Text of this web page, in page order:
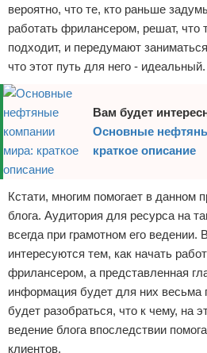
вероятно, что те, кто раньше
работать фрилансером, решат, что
подходит, и передумают
что этот путь для него - идеальный.
Вам будет
Основные
краткое описание
Кстати, многим помогает в данном
блога. Аудитория для ресурса на
всегда при грамотном его ведении.
интересуются тем, как начать
фрилансером, а представленная
информация будет для них весьма
будет разобраться, что к чему, на
ведение блога впоследствии
клиентов.